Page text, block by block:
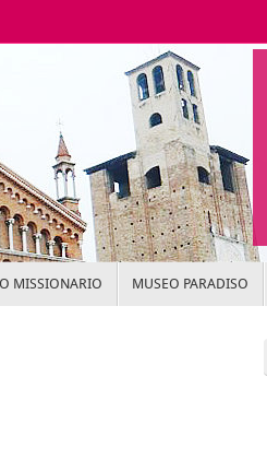
MISSIONARIO MUSEO PARADISO